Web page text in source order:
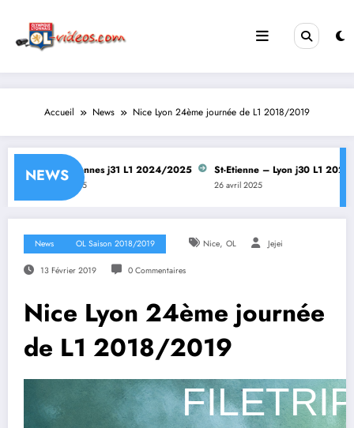
contenu
Accueil News Nice Lyon 24ème journée de L1 2018/2019
NEWS
Lyon – Rennes j31 L1 2024/2025
28 avril 2025
St-Etienne – Lyon j30 L1 2024/
26 avril 2025
News OL Saison 2018/2019 Nice, OL Jejei
13 Février 2019 0 Commentaires
Nice Lyon 24ème journée
de L1 2018/2019